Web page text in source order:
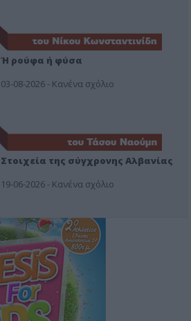
Ή ρούφα ή φύσα
03-08-2026 - Κανένα σχόλιο
Στοιχεία της σύγχρονης Αλβανίας
19-06-2026 - Κανένα σχόλιο